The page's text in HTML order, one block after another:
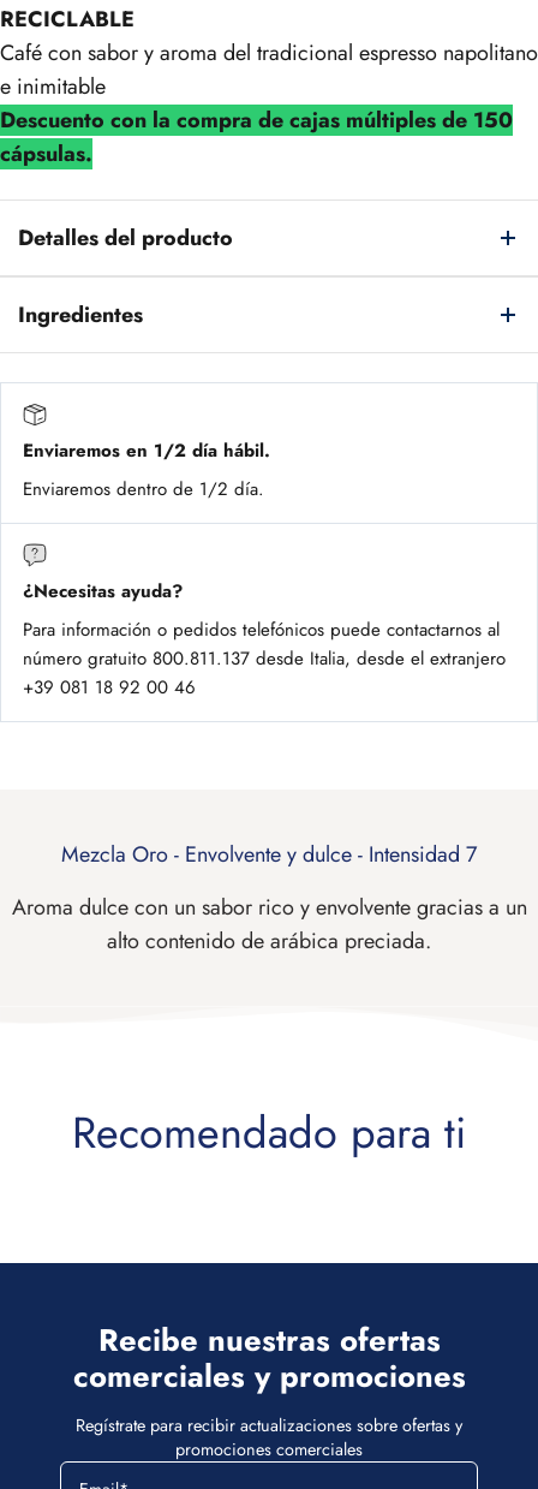
RECICLABLE
Café con sabor y aroma del tradicional espresso napolitano
e inimitable
Descuento con la compra de cajas múltiples de 150
cápsulas.
Detalles del producto
Ingredientes
Enviaremos en 1/2 día hábil.
Enviaremos dentro de 1/2 día.
¿Necesitas ayuda?
Para información o pedidos telefónicos puede contactarnos al
número gratuito 800.811.137 desde Italia, desde el extranjero
+39 081 18 92 00 46
Mezcla Oro - Envolvente y dulce - Intensidad 7
Aroma dulce con un sabor rico y envolvente gracias a un
alto contenido de arábica preciada.
Recibe nuestras ofertas
comerciales y promociones
Regístrate para recibir actualizaciones sobre ofertas y
promociones comerciales